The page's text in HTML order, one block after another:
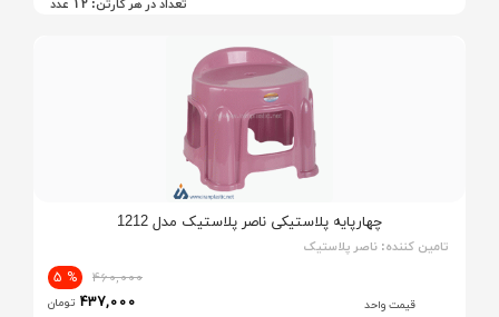
تعداد در هر کارتن: عدد
چهارپایه پلاستیکی ناصر پلاستیک مدل 1212
تامین کننده: ناصر پلاستیک
قیمت واحد
460,000
% 5
437,000 تومان